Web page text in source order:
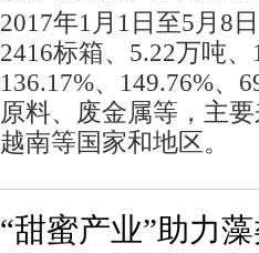
2017年1月1日至5月8
2416标箱、5.22万吨
136.17%、149.76%、
原料、废金属等，主
越南等国家和地区。
“甜蜜产业”助力